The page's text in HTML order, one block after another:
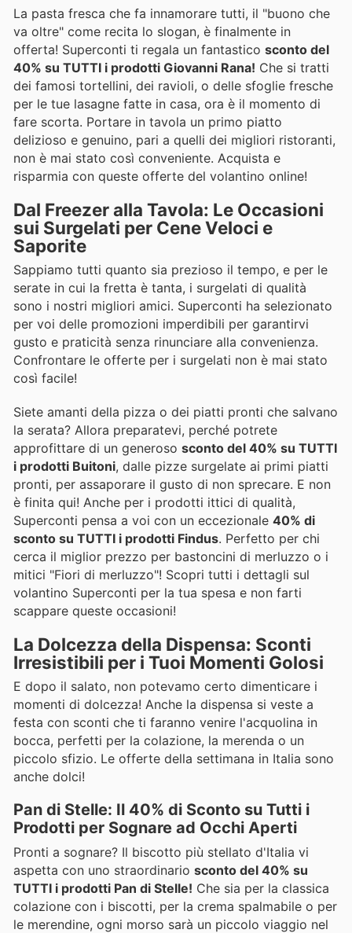
La pasta fresca che fa innamorare tutti, il "buono che
va oltre" come recita lo slogan, è finalmente in
offerta! Superconti ti regala un fantastico sconto del
40% su TUTTI i prodotti Giovanni Rana! Che si tratti
dei famosi tortellini, dei ravioli, o delle sfoglie fresche
per le tue lasagne fatte in casa, ora è il momento di
fare scorta. Portare in tavola un primo piatto
delizioso e genuino, pari a quelli dei migliori ristoranti,
non è mai stato così conveniente. Acquista e
risparmia con queste offerte del volantino online!
Dal Freezer alla Tavola: Le Occasioni
sui Surgelati per Cene Veloci e
Saporite
Sappiamo tutti quanto sia prezioso il tempo, e per le
serate in cui la fretta è tanta, i surgelati di qualità
sono i nostri migliori amici. Superconti ha selezionato
per voi delle promozioni imperdibili per garantirvi
gusto e praticità senza rinunciare alla convenienza.
Confrontare le offerte per i surgelati non è mai stato
così facile!
Siete amanti della pizza o dei piatti pronti che salvano
la serata? Allora preparatevi, perché potrete
approfittare di un generoso sconto del 40% su TUTTI
i prodotti Buitoni, dalle pizze surgelate ai primi piatti
pronti, per assaporare il gusto di non sprecare. E non
è finita qui! Anche per i prodotti ittici di qualità,
Superconti pensa a voi con un eccezionale 40% di
sconto su TUTTI i prodotti Findus. Perfetto per chi
cerca il miglior prezzo per bastoncini di merluzzo o i
mitici "Fiori di merluzzo"! Scopri tutti i dettagli sul
volantino Superconti per la tua spesa e non farti
scappare queste occasioni!
La Dolcezza della Dispensa: Sconti
Irresistibili per i Tuoi Momenti Golosi
E dopo il salato, non potevamo certo dimenticare i
momenti di dolcezza! Anche la dispensa si veste a
festa con sconti che ti faranno venire l'acquolina in
bocca, perfetti per la colazione, la merenda o un
piccolo sfizio. Le offerte della settimana in Italia sono
anche dolci!
Pan di Stelle: Il 40% di Sconto su Tutti i
Prodotti per Sognare ad Occhi Aperti
Pronti a sognare? Il biscotto più stellato d'Italia vi
aspetta con uno straordinario sconto del 40% su
TUTTI i prodotti Pan di Stelle! Che sia per la classica
colazione con i biscotti, per la crema spalmabile o per
le merendine, ogni morso sarà un piccolo viaggio nel